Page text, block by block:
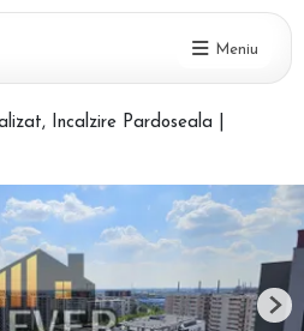
Meniu
Incalzire Pardoseala |